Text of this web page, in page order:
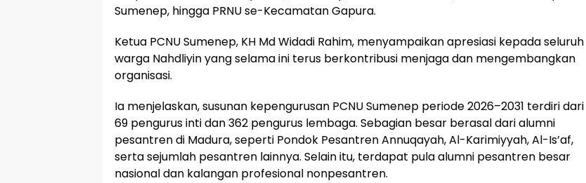
Sumenep, hingga PRNU se-Kecamatan Gapura.
Ketua PCNU Sumenep, KH Md Widadi Rahim, menyampaikan apresiasi kepada seluruh
warga Nahdliyin yang selama ini terus berkontribusi menjaga dan mengembangkan
organisasi.
Ia menjelaskan, susunan kepengurusan PCNU Sumenep periode 2026–2031 terdiri dari
69 pengurus inti dan 362 pengurus lembaga. Sebagian besar berasal dari alumni
pesantren di Madura, seperti Pondok Pesantren Annuqayah, Al-Karimiyyah, Al-Is’af,
serta sejumlah pesantren lainnya. Selain itu, terdapat pula alumni pesantren besar
nasional dan kalangan profesional nonpesantren.